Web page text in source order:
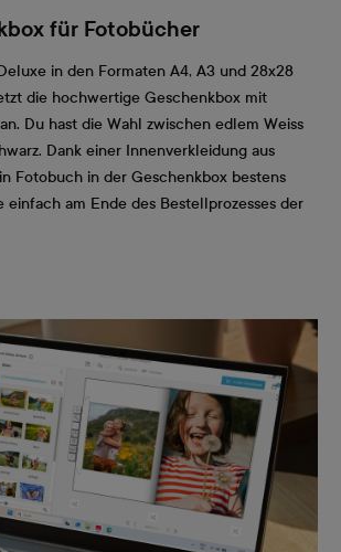
für Fotobücher
in den Formaten A4, A3 und 28x28
die hochwertige Geschenkbox mit
Du hast die Wahl zwischen edlem Weiss
Dank einer Innenverkleidung aus
Fotobuch in der Geschenkbox bestens
einfach am Ende des Bestellprozesses der